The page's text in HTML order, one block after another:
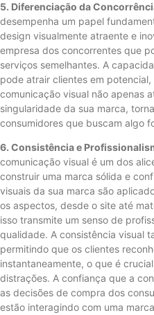
5. Diferenciação da
desempenha um papel
design visualmente atraente e
empresa dos concorrentes que
serviços semelhantes. A
pode atrair clientes em
comunicação visual não apenas
singularidade da sua marca,
consumidores que buscam algo
6. Consistência e
comunicação visual é um dos
construir uma marca sólida e
visuais da sua marca são
os aspectos, desde o site até
isso transmite um senso de
qualidade. A consistência visual
permitindo que os clientes
instantaneamente, o que é
distrações. A confiança que a
as decisões de compra dos
estão interagindo com uma